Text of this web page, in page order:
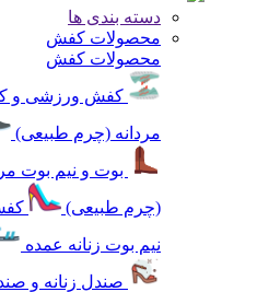
دسته بندی ها
محصولات کفش
محصولات کفش
کفش ورزشی و
مردانه (چرم طبیعی)
بوت و نیم بوت
(چرم طبیعی)
نیم بوت زنانه عمده
صندل زنانه و